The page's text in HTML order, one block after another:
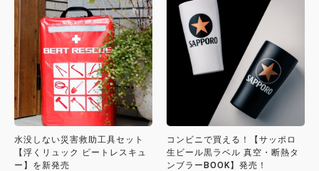
水没しない災害救助工具セット
【浮くリュック ビートレスキュ
ー】を新発売
コンビニで買える！【サッポロ
生ビール黒ラベル 真空・断熱タ
ンブラーBOOK】発売！